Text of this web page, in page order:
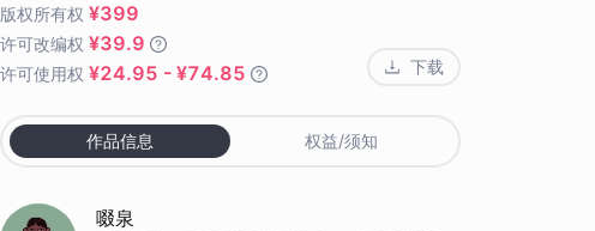
版权所有权 ¥399
许可改编权 ¥39.9
许可使用权 ¥24.95 - ¥74.85 下载
作品信息 权益/须知
啜泉